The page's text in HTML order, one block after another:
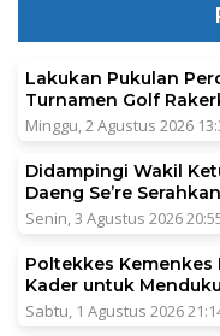
Lakukan Pukulan
Turnamen Golf
Minggu, 2 Agustus 2026
Didampingi Wakil
Daeng Se’re
Senin, 3 Agustus 2026
Poltekkes Kemenkes
Kader untuk
Sabtu, 1 Agustus 2026